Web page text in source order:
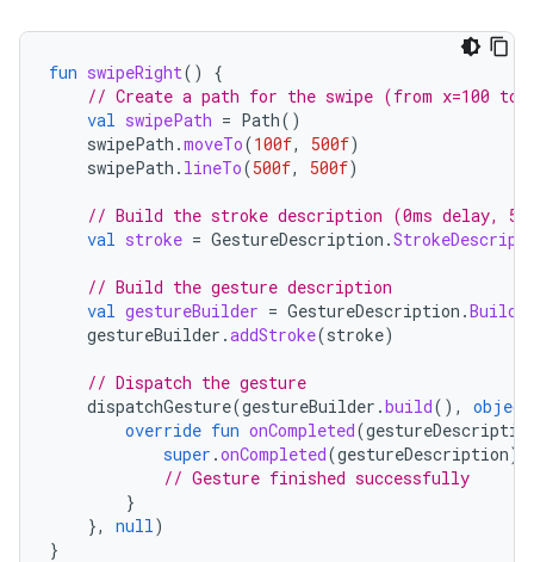
fun swipeRight()
{
// Create a path for the swipe (from x=100 to
val swipePath = Path()
swipePath .moveTo(100f, 500f)
swipePath . lineTo(500f, 500f)
// Build the stroke description (0ms delay,
val stroke = GestureDescription .
// Build the gesture description
val gestureBuilder = GestureDescription .
gestureBuilder .addStroke(stroke)
// Dispatch the gesture
dispatchGesture(gestureBuilder .build(),
object
override fun onCompleted(
super .onCompleted(gestureDescription)
// Gesture finished successfully
}
},
null)
}